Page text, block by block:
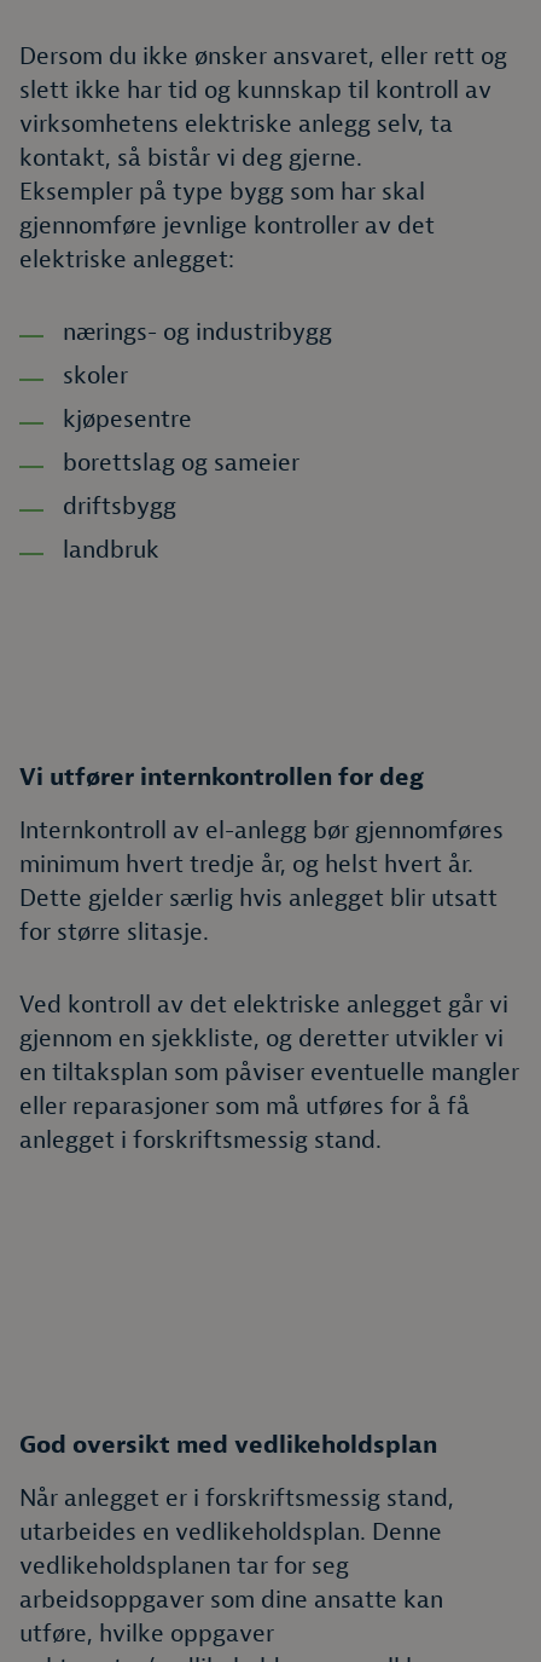
Dersom du ikke ønsker ansvaret, eller rett og
slett ikke har tid og kunnskap til kontroll av
virksomhetens elektriske anlegg selv, ta
kontakt, så bistår vi deg gjerne.
Eksempler på type bygg som har skal
gjennomføre jevnlige kontroller av det
elektriske anlegget:
nærings- og industribygg
skoler
kjøpesentre
borettslag og sameier
driftsbygg
landbruk
Vi utfører internkontrollen for deg
Internkontroll av el-anlegg bør gjennomføres
minimum hvert tredje år, og helst hvert år.
Dette gjelder særlig hvis anlegget blir utsatt
for større slitasje.
Ved kontroll av det elektriske anlegget går vi
gjennom en sjekkliste, og deretter utvikler vi
en tiltaksplan som påviser eventuelle mangler
eller reparasjoner som må utføres for å få
anlegget i forskriftsmessig stand.
God oversikt med vedlikeholdsplan
Når anlegget er i forskriftsmessig stand,
utarbeides en vedlikeholdsplan. Denne
vedlikeholdsplanen tar for seg
arbeidsoppgaver som dine ansatte kan
utføre, hvilke oppgaver